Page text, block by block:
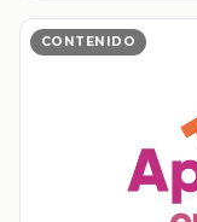
CONTENIDO